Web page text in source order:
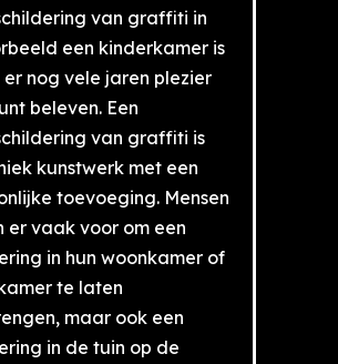
van graffiti in
een kinderkamer is
nog vele jaren plezier
beleven. Een
van graffiti is
kunstwerk met een
toevoeging. Mensen
er vaak voor om een
in hun woonkamer of
te laten
maar ook een
in de tuin op de